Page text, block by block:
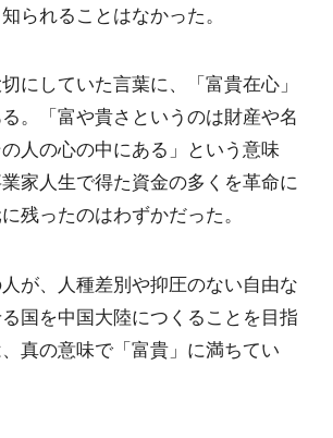
られることはなかった。
にしていた言葉に、「富貴在心」
。「富や貴さというのは財産や名
人の心の中にある」という意味
家人生で得た資金の多くを革命に
残ったのはわずかだった。
が、人種差別や抑圧のない自由な
国を中国大陸につくることを目指
真の意味で「富貴」に満ちてい